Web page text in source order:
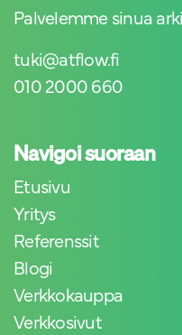
Palvelemme sinua
tuki@atflow.fi
010 2000 660
Navigoi suoraan
Etusivu
Yritys
Referenssit
Blogi
Verkkokauppa
Verkkosivut